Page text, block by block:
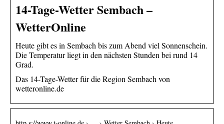
14-Tage-Wetter Sembach –
WetterOnline
Heute gibt es in Sembach bis zum Abend viel Sonnenschein.
Die Temperatur liegt in den nächsten Stunden bei rund 14
Grad.
Das 14-Tage-Wetter für die Region Sembach von
wetteronline.de